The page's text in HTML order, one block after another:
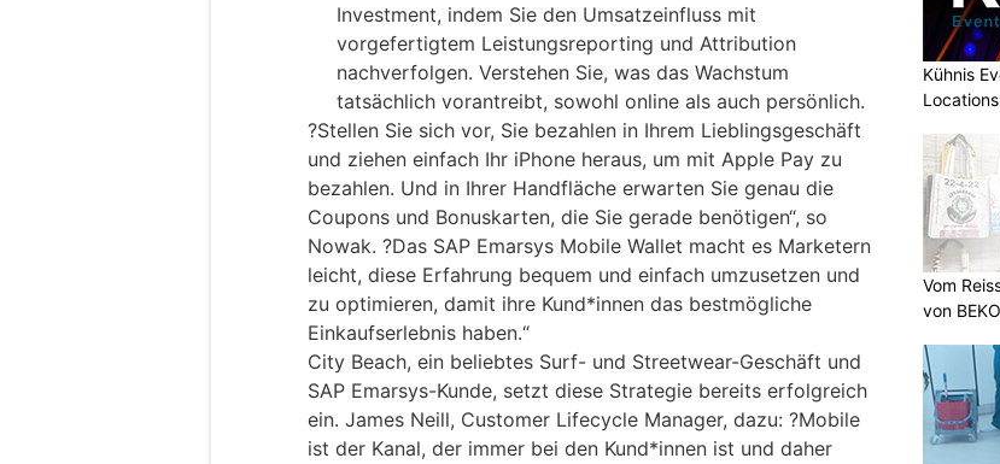
Investment, indem Sie den Umsatzeinfluss mit
vorgefertigtem Leistungsreporting und Attribution
nachverfolgen. Verstehen Sie, was das Wachstum
tatsächlich vorantreibt, sowohl online als auch persönlich.
?Stellen Sie sich vor, Sie bezahlen in Ihrem Lieblingsgeschäft
und ziehen einfach Ihr iPhone heraus, um mit Apple Pay zu
bezahlen. Und in Ihrer Handfläche erwarten Sie genau die
Coupons und Bonuskarten, die Sie gerade benötigen“, so
Nowak. ?Das SAP Emarsys Mobile Wallet macht es Marketern
leicht, diese Erfahrung bequem und einfach umzusetzen und
zu optimieren, damit ihre Kund*innen das bestmögliche
Einkaufserlebnis haben.“
City Beach, ein beliebtes Surf- und Streetwear-Geschäft und
SAP Emarsys-Kunde, setzt diese Strategie bereits erfolgreich
ein. James Neill, Customer Lifecycle Manager, dazu: ?Mobile
ist der Kanal, der immer bei den Kund*innen ist und daher
Kühnis
Vom
von